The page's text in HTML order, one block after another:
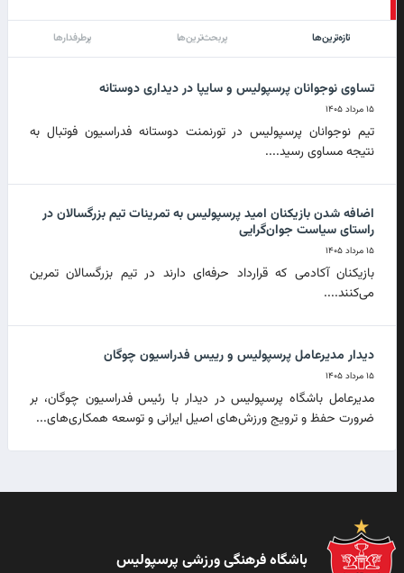
تازه‌ترین‌ها پربحث‌ترین‌ها پرطرفدارها
تساوی نوجوانان پرسپولیس و سایپا در دیداری دوستانه
۱۵ مرداد ۱۴۰۵
تیم نوجوانان پرسپولیس در تورنمنت دوستانه فدراسیون فوتبال به
نتیجه مساوی رسید....
اضافه شدن بازیکنان امید پرسپولیس به تمرینات تیم بزرگسالان در
راستای سیاست جوان‌گرایی
۱۵ مرداد ۱۴۰۵
بازیکنان آکادمی که قرارداد حرفه‌ای دارند در تیم بزرگسالان تمرین
می‌کنند....
دیدار مدیرعامل پرسپولیس و رییس فدراسیون چوگان
۱۵ مرداد ۱۴۰۵
مدیرعامل باشگاه پرسپولیس در دیدار با رئیس فدراسیون چوگان، بر
ضرورت حفظ و ترویج ورزش‌های اصیل ایرانی و توسعه همکاری‌های...
باشگاه فرهنگی ورزشی پرسپولیس